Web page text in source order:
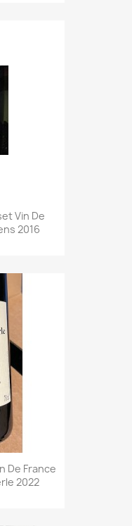
Vin De
2016
De France
2022